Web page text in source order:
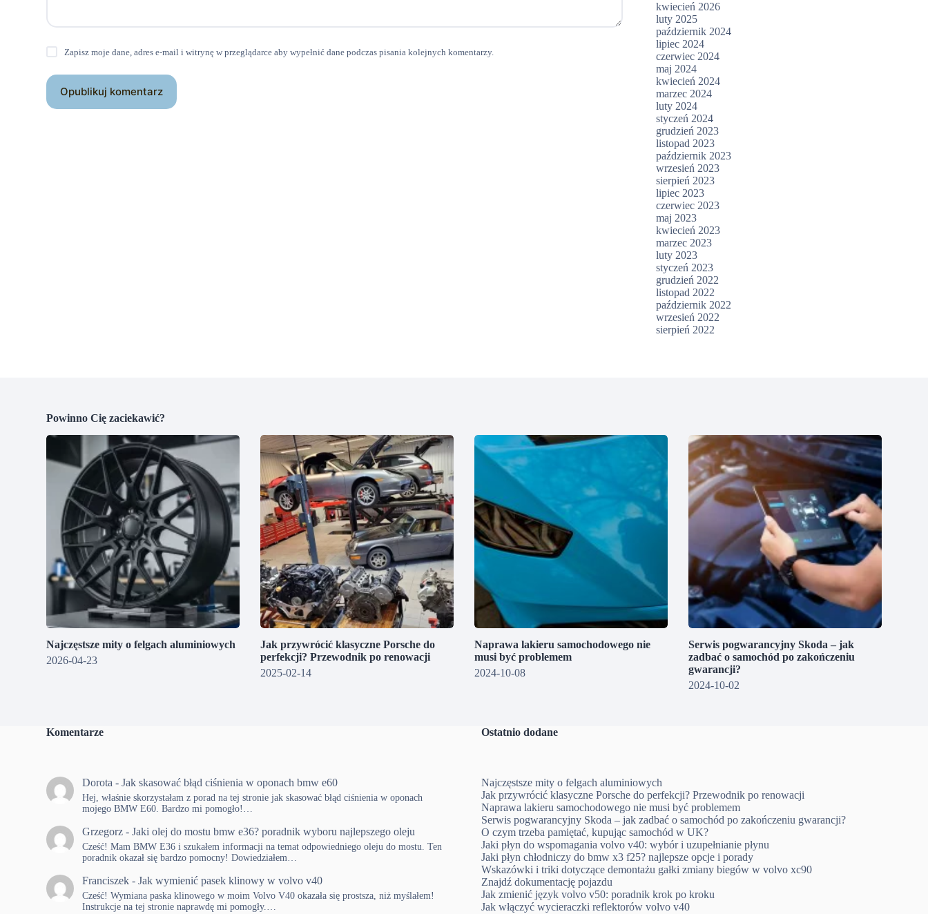
Zapisz moje dane, adres e-mail i witrynę w przeglądarce aby wypełnić dane podczas pisania kolejnych komentarzy.
Opublikuj komentarz
kwiecień 2026
luty 2025
październik 2024
lipiec 2024
czerwiec 2024
maj 2024
kwiecień 2024
marzec 2024
luty 2024
styczeń 2024
grudzień 2023
listopad 2023
październik 2023
wrzesień 2023
sierpień 2023
lipiec 2023
czerwiec 2023
maj 2023
kwiecień 2023
marzec 2023
luty 2023
styczeń 2023
grudzień 2022
listopad 2022
październik 2022
wrzesień 2022
sierpień 2022
Powinno Cię zaciekawić?
Najczęstsze mity o felgach aluminiowych
2026-04-23
Jak przywrócić klasyczne Porsche do
perfekcji? Przewodnik po renowacji
2025-02-14
Naprawa lakieru samochodowego nie
musi być problemem
2024-10-08
Serwis pogwarancyjny Skoda – jak
zadbać o samochód po zakończeniu
gwarancji?
2024-10-02
Komentarze
Dorota -Jak skasować błąd ciśnienia w oponach bmw e60
Hej, właśnie skorzystałam z porad na tej stronie jak skasować błąd ciśnienia w oponach
mojego BMW E60. Bardzo mi pomogło!…
Grzegorz -Jaki olej do mostu bmw e36? poradnik wyboru najlepszego oleju
Cześć! Mam BMW E36 i szukałem informacji na temat odpowiedniego oleju do mostu. Ten
poradnik okazał się bardzo pomocny! Dowiedziałem…
Franciszek -Jak wymienić pasek klinowy w volvo v40
Cześć! Wymiana paska klinowego w moim Volvo V40 okazała się prostsza, niż myślałem!
Instrukcje na tej stronie naprawdę mi pomogły.…
Ostatnio dodane
Najczęstsze mity o felgach aluminiowych
Jak przywrócić klasyczne Porsche do perfekcji? Przewodnik po renowacji
Naprawa lakieru samochodowego nie musi być problemem
Serwis pogwarancyjny Skoda – jak zadbać o samochód po zakończeniu gwarancji?
O czym trzeba pamiętać, kupując samochód w UK?
Jaki płyn do wspomagania volvo v40: wybór i uzupełnianie płynu
Jaki płyn chłodniczy do bmw x3 f25? najlepsze opcje i porady
Wskazówki i triki dotyczące demontażu gałki zmiany biegów w volvo xc90
Znajdź dokumentację pojazdu
Jak zmienić język volvo v50: poradnik krok po kroku
Jak włączyć wycieraczki reflektorów volvo v40